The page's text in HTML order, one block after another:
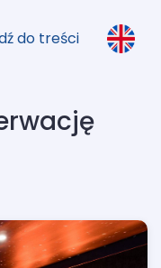
do treści